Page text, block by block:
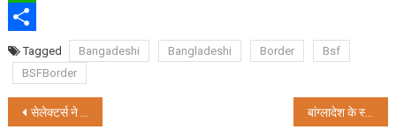
WhatsApp
ShareTagged Bangadeshi Bangladeshi Border
Bsf
BSFBorder
Post
सेलेक्टर्स ने एक साथ 4 प्लेयर्स को बाहर किया बांग्लादेश के स्वतंत्रता दिवस पर BSF और BGB ने मिठाइयों का किया आदान-प्रदान